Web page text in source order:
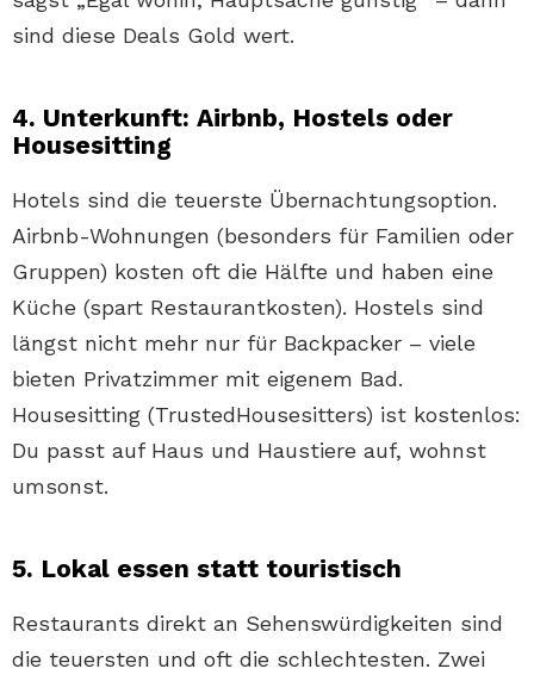
sind diese Deals Gold wert.
4. Unterkunft: Airbnb, Hostels oder
Housesitting
Hotels sind die teuerste Übernachtungsoption.
Airbnb-Wohnungen (besonders für Familien oder
Gruppen) kosten oft die Hälfte und haben eine
Küche (spart Restaurantkosten). Hostels sind
längst nicht mehr nur für Backpacker – viele
bieten Privatzimmer mit eigenem Bad.
Housesitting (TrustedHousesitters) ist kostenlos:
Du passt auf Haus und Haustiere auf, wohnst
umsonst.
5. Lokal essen statt touristisch
Restaurants direkt an Sehenswürdigkeiten sind
die teuersten und oft die schlechtesten. Zwei